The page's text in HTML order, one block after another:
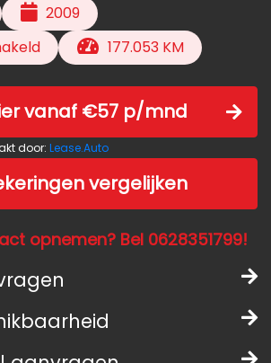
2009
177.053 KM
vanaf €57 p/mnd
door: Lease.Auto
vergelijken
opnemen? Bel 0628351799!